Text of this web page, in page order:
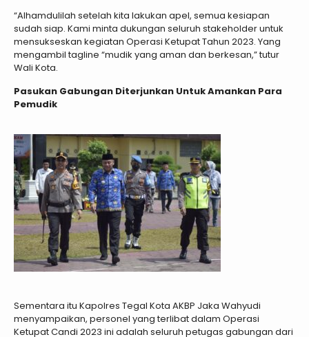
“Alhamdulilah setelah kita lakukan apel, semua kesiapan
sudah siap. Kami minta dukungan seluruh stakeholder untuk
mensukseskan kegiatan Operasi Ketupat Tahun 2023. Yang
mengambil tagline “mudik yang aman dan berkesan,” tutur
Wali Kota.
Pasukan Gabungan Diterjunkan Untuk Amankan Para
Pemudik
Sementara itu Kapolres Tegal Kota AKBP Jaka Wahyudi
menyampaikan, personel yang terlibat dalam Operasi
Ketupat Candi 2023 ini adalah seluruh petugas gabungan dari